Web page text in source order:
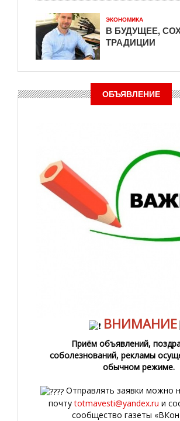
ЭКОНОМИКА
В БУДУЩЕЕ,
ТРАДИЦИИ
ОБЪЯВЛЕНИЕ
ВНИМАНИЕ
Приём объявлений,
соболезнований, рекламы
обычном режиме.
Отправлять заявки можно
почтуtotmavesti@yandex.ru и
сообщество газеты